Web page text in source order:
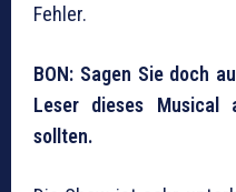
Fehler.
BON: Sagen Sie doch
Leser dieses Musical
sollten.